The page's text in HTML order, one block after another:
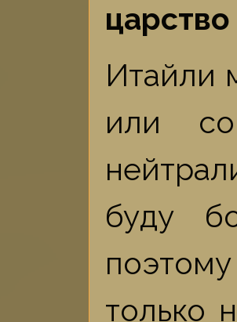
Итайли
или
буду
только